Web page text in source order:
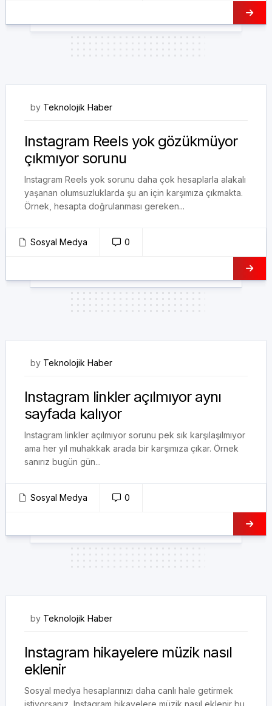
by Teknolojik Haber
Instagram Reels yok gözükmüyor
çıkmıyor sorunu
Instagram Reels yok sorunu daha çok hesaplarla alakalı
yaşanan olumsuzluklarda şu an için karşımıza çıkmakta.
Örnek, hesapta doğrulanması gereken...
Sosyal Medya 0
by Teknolojik Haber
Instagram linkler açılmıyor aynı
sayfada kalıyor
Instagram linkler açılmıyor sorunu pek sık karşılaşılmıyor
ama her yıl muhakkak arada bir karşımıza çıkar. Örnek
sanırız bugün gün...
Sosyal Medya 0
by Teknolojik Haber
Instagram hikayelere müzik nasıl
eklenir
Sosyal medya hesaplarınızı daha canlı hale getirmek
istiyorsanız, Instagram hikayelere müzik nasıl eklenir bu